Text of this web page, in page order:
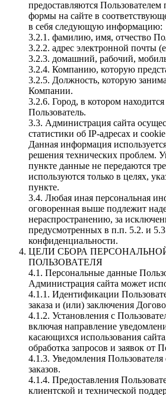
предоставляются Пользователем
формы на сайте в
в себя следующую информацию:
3.2.1. фамилию, имя, отчество
3.2.2. адрес электронной почты
3.2.3. домашний, рабочий,
3.2.4. Компанию, которую
3.2.5. Должность, которую
Компании.
3.2.6. Город, в котором
Пользователь.
3.3. Администрация сайта
статистики об IP-адресах и
Данная информация
решения технических проблем.
пункте данные не передаются
используются только в целях,
пункте.
3.4. Любая иная персональная
оговоренная выше подлежит
нераспространению, за
предусмотренных в п.п. 5.2. и
конфиденциальности.
ЦЕЛИ СБОРА
ПОЛЬЗОВАТЕЛЯ
4.1. Персональные данные
Администрация сайта может
4.1.1. Идентификации
заказа и (или) заключения
4.1.2. Установления с
включая направление
касающихся использования
обработка запросов и заявок от
4.1.3. Уведомления Пользователя
заказов.
4.1.4. Предоставления
клиентской и технической